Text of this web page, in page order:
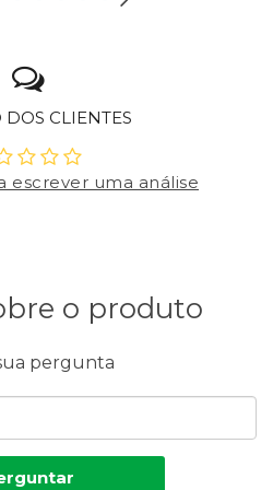
CLIENTES
escrever uma análise
o produto
pergunta